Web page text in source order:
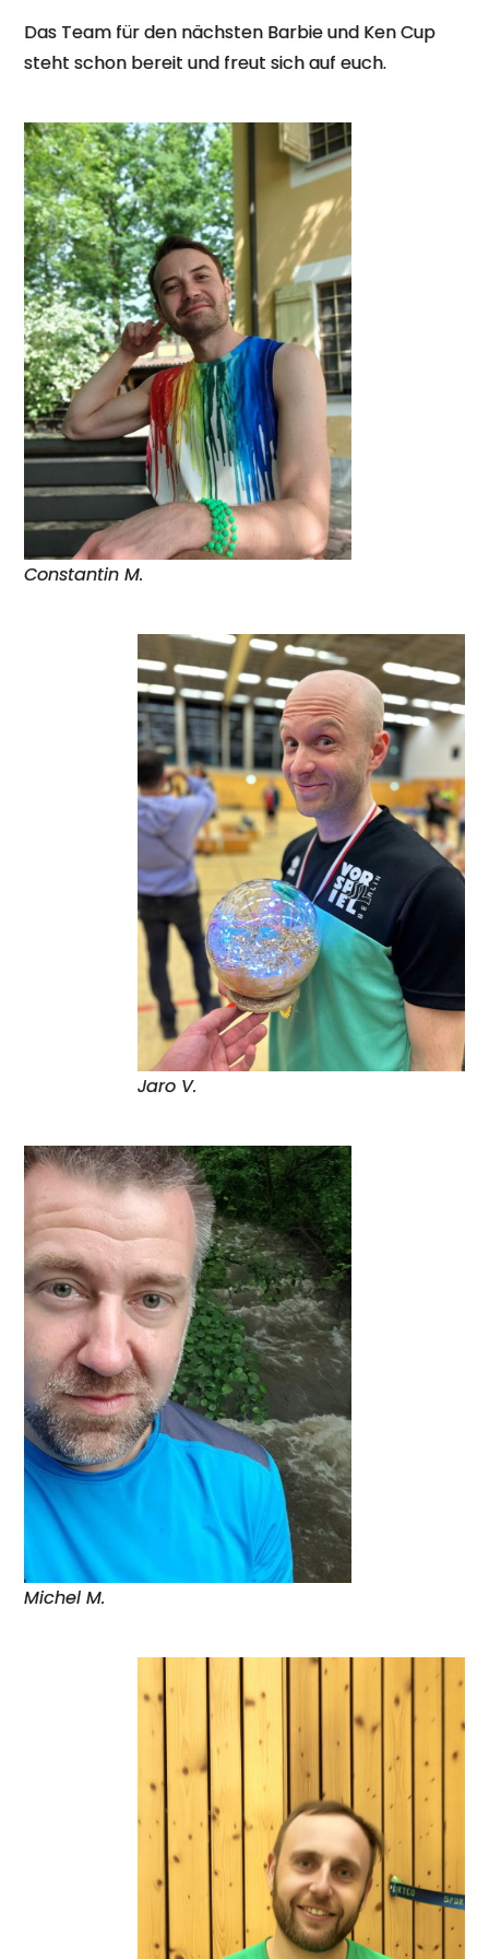
Das Team für den nächsten Barbie und Ken Cup
steht schon bereit und freut sich auf euch.
Constantin M.
Jaro V.
Michel M.